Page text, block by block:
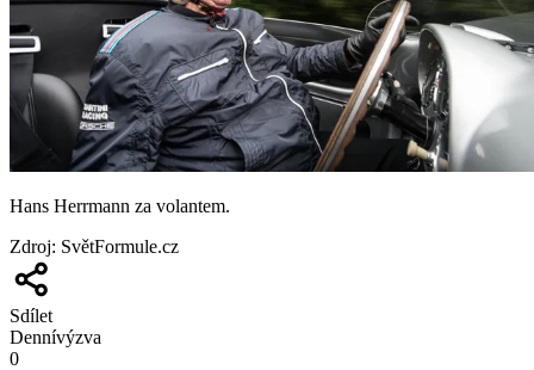
Hans Herrmann za volantem.
Zdroj: SvětFormule.cz
Sdílet
Dennívýzva
0